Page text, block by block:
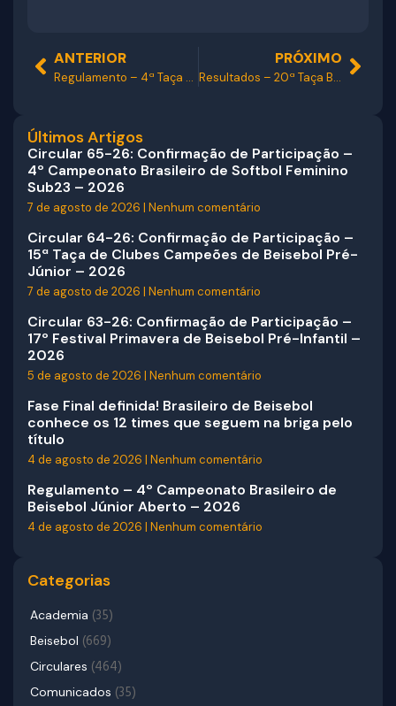
Últimos Artigos
Circular 65-26: Confirmação de Participação –
4º Campeonato Brasileiro de Softbol Feminino
Sub23 – 2026
7 de agosto de 2026 Nenhum comentário
Circular 64-26: Confirmação de Participação –
15ª Taça de Clubes Campeões de Beisebol Pré-
Júnior – 2026
7 de agosto de 2026 Nenhum comentário
Circular 63-26: Confirmação de Participação –
17º Festival Primavera de Beisebol Pré-Infantil –
2026
5 de agosto de 2026 Nenhum comentário
Fase Final definida! Brasileiro de Beisebol
conhece os 12 times que seguem na briga pelo
título
4 de agosto de 2026 Nenhum comentário
Regulamento – 4º Campeonato Brasileiro de
Beisebol Júnior Aberto – 2026
4 de agosto de 2026 Nenhum comentário
Categorias
Academia (35)
Beisebol (669)
Circulares (464)
Comunicados (35)
ANTERIOR
Regulamento – 4ª Taça Brasil de Softbol Feminino Sub23 – 2026
PRÓXIMO
Resultados – 20ª Taça Brasil de Beisebol Júnior – 2026